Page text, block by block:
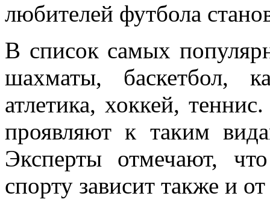
любителей футбола
В список самых
шахматы, баскетбол,
атлетика, хоккей,
проявляют к таким
Эксперты отмечают,
спорту зависит также и